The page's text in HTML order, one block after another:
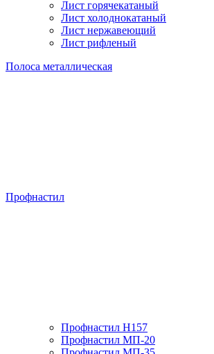
Лист горячекатаный
Лист холоднокатаный
Лист нержавеющий
Лист рифленый
Полоса металлическая
Профнастил
Профнастил H157
Профнастил МП-20